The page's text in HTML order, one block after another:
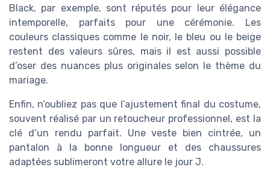
Black, par exemple, sont réputés pour leur élégance
intemporelle, parfaits pour une cérémonie. Les
couleurs classiques comme le noir, le bleu ou le beige
restent des valeurs sûres, mais il est aussi possible
d’oser des nuances plus originales selon le thème du
mariage.
Enfin, n’oubliez pas que l’ajustement final du costume,
souvent réalisé par un retoucheur professionnel, est la
clé d’un rendu parfait. Une veste bien cintrée, un
pantalon à la bonne longueur et des chaussures
adaptées sublimeront votre allure le jour J.